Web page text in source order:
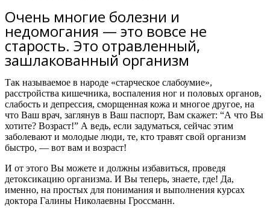
Очень многие болезни и
недомогания — это вовсе не
старость. Это отравленный,
зашлакованный организм
Так называемое в народе «старческое слабоумие»,
расстройства кишечника, воспаления ног и половых органов,
слабость и депрессия, сморщенная кожа и многое другое, на
что Ваш врач, заглянув в Ваш паспорт, Вам скажет: “А что Вы
хотите? Возраст!” А ведь, если задуматься, сейчас этим
заболевают и молодые люди, те, кто травят свой организм
быстро, — вот вам и возраст!
И от этого Вы можете и должны избавиться, проведя
детоксикацию организма. И Вы теперь, знаете, где! Да,
именно, на простых для понимания и выполнения курсах
доктора Галины Николаевны Гроссманн.